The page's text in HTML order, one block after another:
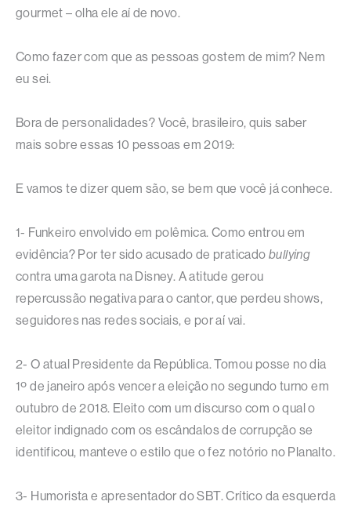
gourmet – olha ele aí de novo.
Como fazer com que as pessoas gostem de mim? Nem
eu sei.
Bora de personalidades? Você, brasileiro, quis saber
mais sobre essas 10 pessoas em 2019:
E vamos te dizer quem são, se bem que você já conhece.
1- Funkeiro envolvido em polêmica. Como entrou em
evidência? Por ter sido acusado de praticado bullying
contra uma garota na Disney. A atitude gerou
repercussão negativa para o cantor, que perdeu shows,
seguidores nas redes sociais, e por aí vai.
2- O atual Presidente da República. Tomou posse no dia
1º de janeiro após vencer a eleição no segundo turno em
outubro de 2018. Eleito com um discurso com o qual o
eleitor indignado com os escândalos de corrupção se
identificou, manteve o estilo que o fez notório no Planalto.
3- Humorista e apresentador do SBT. Crítico da esquerda